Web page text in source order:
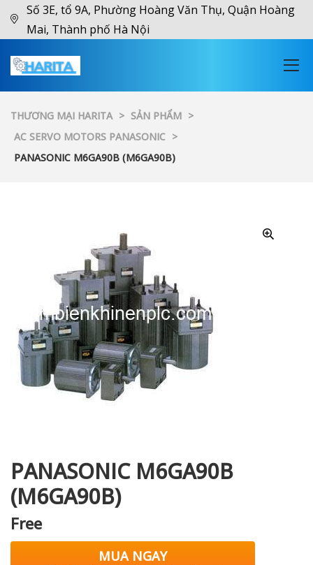
Số 3E, tổ 9A, Phường Hoàng Văn Thụ, Quận Hoàng
Mai, Thành phố Hà Nội
THƯƠNG MẠI HARITA > SẢN PHẨM >
AC SERVO MOTORS PANASONIC >
PANASONIC M6GA90B (M6GA90B)
PANASONIC M6GA90B
(M6GA90B)
Free
MUA NGAY